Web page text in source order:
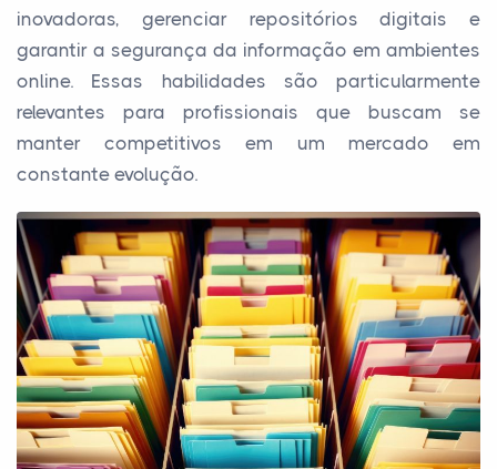
inovadoras, gerenciar repositórios digitais e
garantir a segurança da informação em ambientes
online. Essas habilidades são particularmente
relevantes para profissionais que buscam se
manter competitivos em um mercado em
constante evolução.